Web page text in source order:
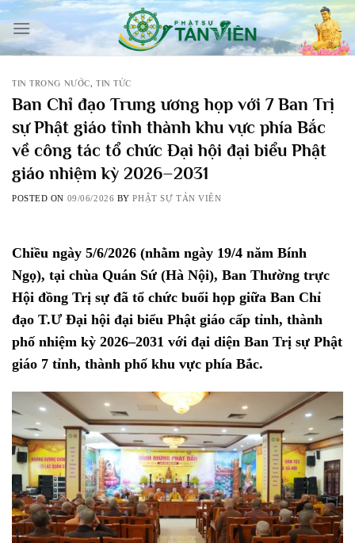
Skip
content
TIN TRONG NƯỚC, TIN TỨC
Ban Chỉ đạo Trung ương họp với 7 Ban Trị
sự Phật giáo tỉnh thành khu vực phía Bắc
về công tác tổ chức Đại hội đại biểu Phật
giáo nhiệm kỳ 2026–2031
POSTED ON 09/06/2026 BYPHẬT SỰ TẢN VIÊN
Chiều ngày 5/6/2026 (nhằm ngày 19/4 năm Bính
Ngọ), tại chùa Quán Sứ (Hà Nội), Ban Thường trực
Hội đồng Trị sự đã tổ chức buổi họp giữa Ban Chỉ
đạo T.Ư Đại hội đại biểu Phật giáo cấp tỉnh, thành
phố nhiệm kỳ 2026–2031 với đại diện Ban Trị sự Phật
giáo 7 tỉnh, thành phố khu vực phía Bắc.